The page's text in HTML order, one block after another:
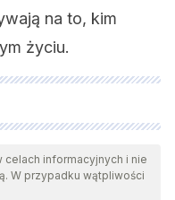
na to, kim
życiu.
w celu zapewnienia ich
ważności. Bibliografia
celach informacyjnych i nie
W przypadku wątpliwości